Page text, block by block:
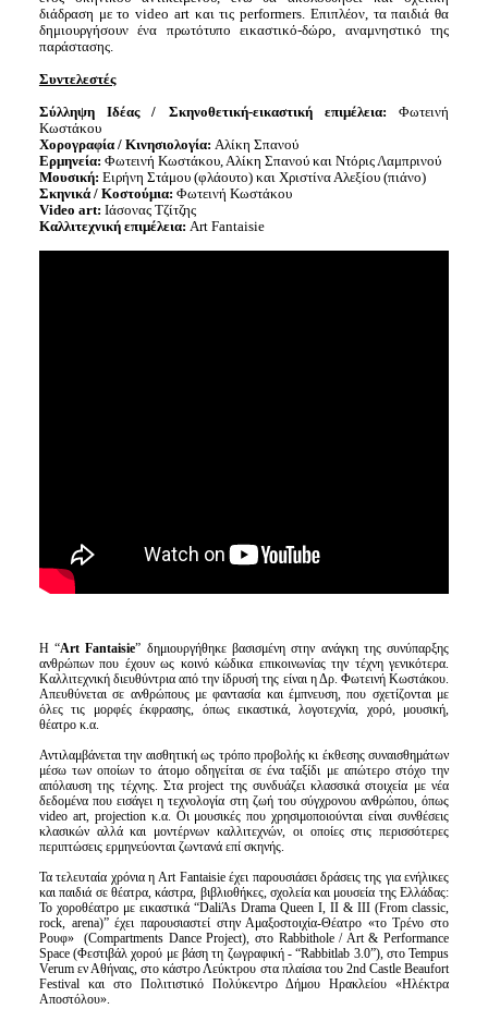
διάδραση με το video art και τις performers. Επιπλέον, τα παιδιά θα
δημιουργήσουν ένα πρωτότυπο εικαστικό-δώρο, αναμνηστικό της
παράστασης.
Συντελεστές
Σύλληψη Ιδέας / Σκηνοθετική-εικαστική επιμέλεια: Φωτεινή
Κωστάκου
Χορογραφία / Κινησιολογία: Αλίκη Σπανού
Ερμηνεία: Φωτεινή Κωστάκου, Αλίκη Σπανού και Ντόρις Λαμπρινού
Μουσική: Ειρήνη Στάμου (φλάουτο) και Χριστίνα Αλεξίου (πιάνο)
Σκηνικά / Κοστούμια: Φωτεινή Κωστάκου
Video art: Ιάσονας Τζίτζης
Καλλιτεχνική επιμέλεια: Art Fantaisie
Η “Art Fantaisie” δημιουργήθηκε βασισμένη στην ανάγκη της συνύπαρξης
ανθρώπων που έχουν ως κοινό κώδικα επικοινωνίας την τέχνη γενικότερα.
Kαλλιτεχνική διευθύντρια από την ίδρυσή της είναι η Δρ. Φωτεινή Κωστάκου.
Απευθύνεται σε ανθρώπους με φαντασία και έμπνευση, που σχετίζονται με
όλες τις μορφές έκφρασης, όπως εικαστικά, λογοτεχνία, χορό, μουσική,
θέατρο κ.α.
Αντιλαμβάνεται την αισθητική ως τρόπο προβολής κι έκθεσης συναισθημάτων
μέσω των οποίων το άτομο οδηγείται σε ένα ταξίδι με απώτερο στόχο την
απόλαυση της τέχνης. Στα project της συνδυάζει κλασσικά στοιχεία με νέα
δεδομένα που εισάγει η τεχνολογία στη ζωή του σύγχρονου ανθρώπου, όπως
video art, projection κ.α. Οι μουσικές που χρησιμοποιούνται είναι συνθέσεις
κλασικών αλλά και μοντέρνων καλλιτεχνών, οι οποίες στις περισσότερες
περιπτώσεις ερμηνεύονται ζωντανά επί σκηνής.
Τα τελευταία χρόνια η Art Fantaisie έχει παρουσιάσει δράσεις της για ενήλικες
και παιδιά σε θέατρα, κάστρα, βιβλιοθήκες, σχολεία και μουσεία της Ελλάδας:
Το χοροθέατρο με εικαστικά “DaliΆs Drama Queen I, II & III (From classic,
rock, arena)” έχει παρουσιαστεί στην Αμαξοστοιχία-Θέατρο «το Τρένο στο
Ρουφ» (Compartments Dance Project), στο Rabbithole / Art & Performance
Space (Φεστιβάλ χορού με βάση τη ζωγραφική - “Rabbitlab 3.0”), στο Tempus
Verum εν Αθήναις, στο κάστρο Λεύκτρου στα πλαίσια του 2nd Castle Beaufort
Festival και στο Πολιτιστικό Πολύκεντρο Δήμου Ηρακλείου «Ηλέκτρα
Αποστόλου».